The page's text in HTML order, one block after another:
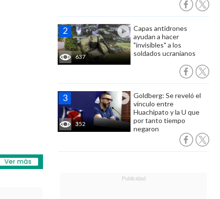
637
Capas antidrones
ayudan a hacer
"invisibles" a los
soldados ucranianos
352
Goldberg: Se reveló el
vínculo entre
Huachipato y la U que
por tanto tiempo
negaron